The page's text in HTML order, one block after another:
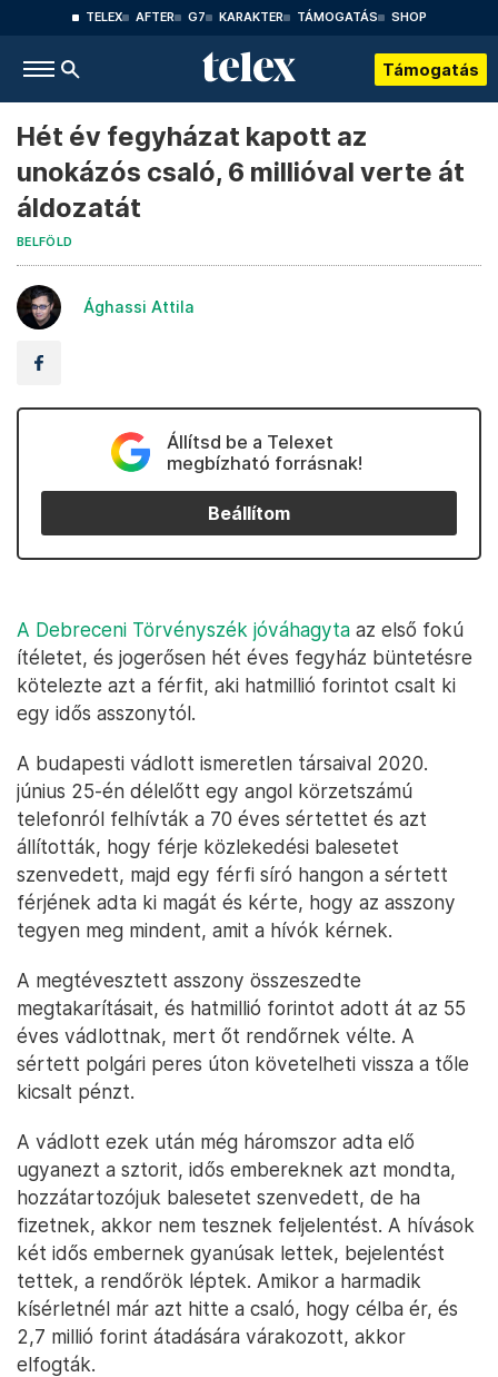
TELEX AFTER G7 KARAKTER TÁMOGATÁS SHOP
Támogatás
Hét év fegyházat kapott az
unokázós csaló, 6 millióval verte át
áldozatát
BELFÖLD
Ághassi Attila
Állítsd be a Telexet
megbízható forrásnak!
Beállítom
A Debreceni Törvényszék jóváhagyta az első fokú
ítéletet, és jogerősen hét éves fegyház büntetésre
kötelezte azt a férfit, aki hatmillió forintot csalt ki
egy idős asszonytól.
A budapesti vádlott ismeretlen társaival 2020.
június 25-én délelőtt egy angol körzetszámú
telefonról felhívták a 70 éves sértettet és azt
állították, hogy férje közlekedési balesetet
szenvedett, majd egy férfi síró hangon a sértett
férjének adta ki magát és kérte, hogy az asszony
tegyen meg mindent, amit a hívók kérnek.
A megtévesztett asszony összeszedte
megtakarításait, és hatmillió forintot adott át az 55
éves vádlottnak, mert őt rendőrnek vélte. A
sértett polgári peres úton követelheti vissza a tőle
kicsalt pénzt.
A vádlott ezek után még háromszor adta elő
ugyanezt a sztorit, idős embereknek azt mondta,
hozzátartozójuk balesetet szenvedett, de ha
fizetnek, akkor nem tesznek feljelentést. A hívások
két idős embernek gyanúsak lettek, bejelentést
tettek, a rendőrök léptek. Amikor a harmadik
kísérletnél már azt hitte a csaló, hogy célba ér, és
2,7 millió forint átadására várakozott, akkor
elfogták.